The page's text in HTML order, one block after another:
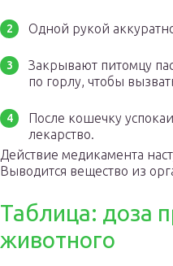
Одной рукой
Закрывают питомцу
по горлу, чтобы
После кошечку
лекарство.
Действие медикамента
Выводится вещество из
Таблица: доза
животного